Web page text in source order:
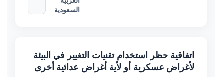
السعودية
اتفاقية حظر استخدام تقنيات التغيير في البيئة
لأغراض عسكرية أو لأية أغراض عدائية أخرى